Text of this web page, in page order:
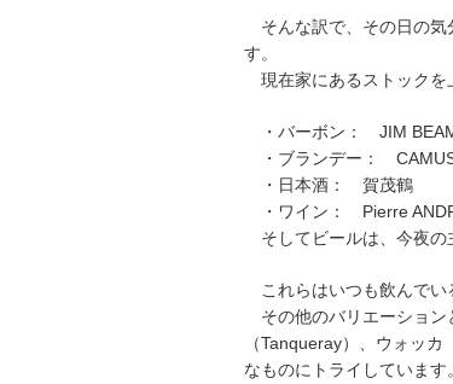
そんな訳で、その日の気
す。
現在家にあるストックを
・バーボン： JIM
・ブランデー：
・日本酒： 賀茂鶴
・ワイン： Pierre
そしてビールは、今夜の
これらはいつも飲んでい
その他のバリエーション
（Tanqueray）、ウォッ
なものにトライしています。